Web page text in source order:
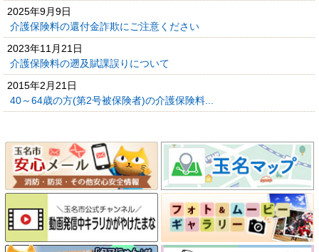
2025年9月9日
介護保険料の還付金詐欺にご注意ください
2023年11月21日
介護保険料の遡及賦課誤りについて
2015年2月21日
40～64歳の方(第2号被保険者)の介護保険料...